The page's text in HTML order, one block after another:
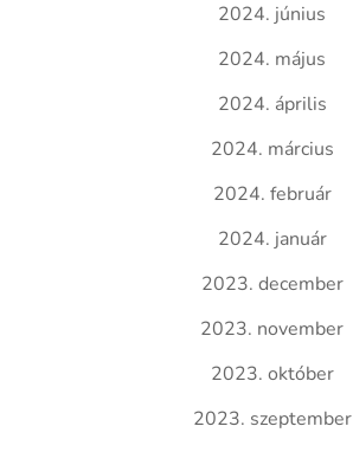
2024. június
2024. május
2024. április
2024. március
2024. február
2024. január
2023. december
2023. november
2023. október
2023. szeptember